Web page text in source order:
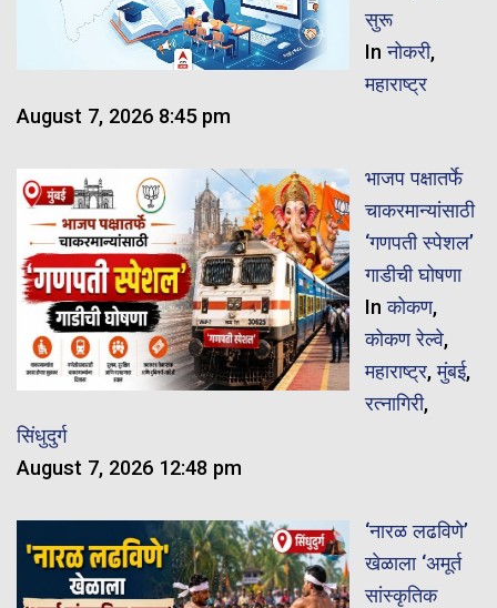
सुरू
Inनोकरी,
महाराष्ट्र
August 7, 2026 8:45 pm
भाजप पक्षातर्फे
चाकरमान्यांसाठी
‘गणपती स्पेशल’
गाडीची घोषणा
Inकोकण,
कोकण रेल्वे,
महाराष्ट्र,मुंबई,
रत्नागिरी,
सिंधुदुर्ग
August 7, 2026 12:48 pm
‘नारळ लढविणे’
खेळाला ‘अमूर्त
सांस्कृतिक